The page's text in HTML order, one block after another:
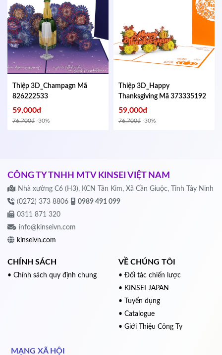
Thiệp 3D_Champagn Mã
826222533
59,000đ
76,700đ -30%
Thiệp 3D_Happy
Thanksgiving Mã 373335192
59,000đ
76,700đ -30%
CÔNG TY TNHH MTV KINSEI VIỆT NAM
Nhà xưởng C6 (H3), KCN Tân Kim, Xã Cần Giuộc, Tỉnh Tây Ninh
(0272) 373 8806
0989 491 099
0311 871 320
info@kinseivn.com
kinseivn.com
CHÍNH SÁCH
• Chính sách quy định chung
VỀ CHÚNG TÔI
• Đối tác chiến lược
• KINSEI JAPAN
• Tuyển dụng
• Catalogue
• Giới Thiệu Công Ty
MẠNG XÃ HỘI